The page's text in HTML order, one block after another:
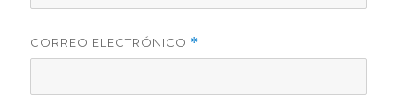
CORREO ELECTRÓNICO *